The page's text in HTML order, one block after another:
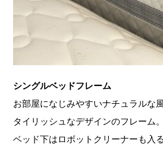
シングルベッドフレーム
お部屋になじみやすいナチュラルな
タイリッシュなデザインのフレーム。
ベッド下はロボットクリーナーも入